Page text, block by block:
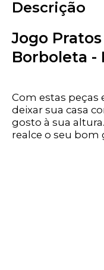
Descrição
Jogo
Borboleta -
Com estas peças
deixar sua casa
gosto à sua
realce o seu bom